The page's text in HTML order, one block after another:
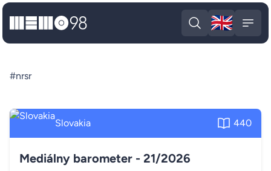
MEMO98
Open search
🇬🇧
#nrsr
Slovakia 440
Mediálny barometer - 21/2026